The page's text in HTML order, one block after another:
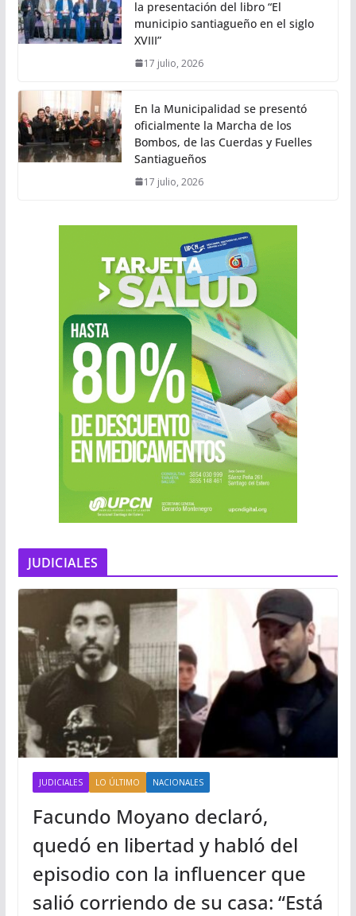
la presentación del libro “El
municipio santiagueño en el siglo
XVIII”
17 julio, 2026
En la Municipalidad se presentó
oficialmente la Marcha de los
Bombos, de las Cuerdas y Fuelles
Santiagueños
17 julio, 2026
JUDICIALES
JUDICIALES LO ÚLTIMO NACIONALES
Facundo Moyano declaró,
quedó en libertad y habló del
episodio con la influencer que
salió corriendo de su casa: “Está